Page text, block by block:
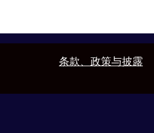
条款、政策与披露